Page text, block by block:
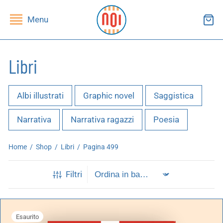
Menu
Libri
Albi illustrati Graphic novel Saggistica
Narrativa Narrativa ragazzi Poesia
Home / Shop / Libri / Pagina 499
Filtri
Esaurito
DI LETTURA